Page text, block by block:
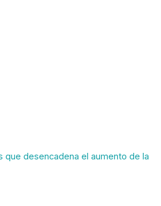
que desencadena el aumento de la